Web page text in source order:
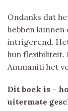
Ondanks dat
hebben
intrigerend.
hun flexibiliteit.
Ammaniti het
Dit boek is –
uitermate